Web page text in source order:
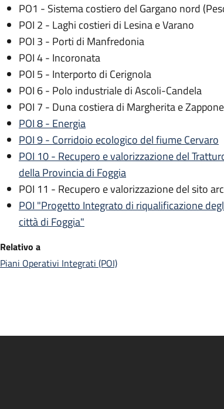
PO1 - Sistema costiero del Gargano nord
POI 2 - Laghi costieri di Lesina e Varano
POI 3 - Porti di Manfredonia
POI 4 - Incoronata
POI 5 - Interporto di Cerignola
POI 6 - Polo industriale di Ascoli-Candela
POI 7 - Duna costiera di Margherita e
POI 8 - Energia
POI 9 - Corridoio ecologico del fiume Cervaro
POI 10 - Recupero e valorizzazione del
della Provincia di Foggia
POI 11 - Recupero e valorizzazione del sito
POI "Progetto Integrato di riqualificazione
città di Foggia"
Relativo a
Piani Operativi Integrati (POI)